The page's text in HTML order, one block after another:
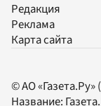
Редакция
Реклама
Карта сайта
© АО «Газета.Ру»
Название: